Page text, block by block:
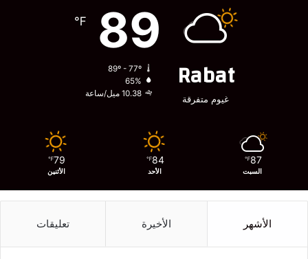
Rabat
غيوم متفرقة
89
℉
89º - 77º
65%
10.38 ميل/ساعة
87
℉
السبت
84
℉
الأحد
79
℉
الأثنين
الأشهر الأخيرة تعليقات